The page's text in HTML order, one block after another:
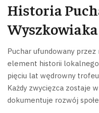
Historia
Wyszkowiaka
Puchar ufundowany
element historii lokalnego
pięciu lat wędrowny
Każdy zwycięzca zostaje
dokumentuje rozwój